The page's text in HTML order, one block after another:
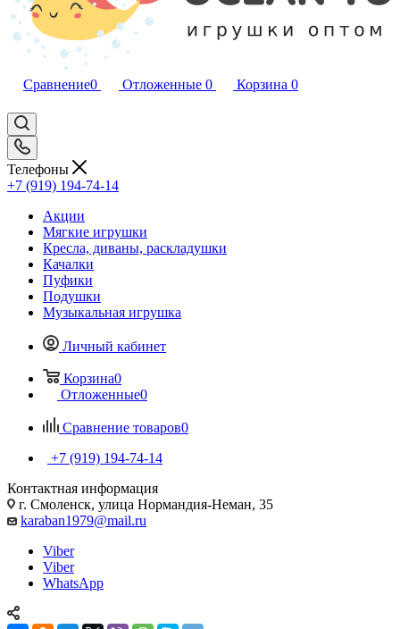
Сравнение0 Отложенные 0 Корзина 0
Телефоны
+7 (919) 194-74-14
Акции
Мягкие игрушки
Кресла, диваны, раскладушки
Качалки
Пуфики
Подушки
Музыкальная игрушка
Личный кабинет
Корзина0
Отложенные0
Сравнение товаров0
+7 (919) 194-74-14
Контактная информация
г. Смоленск, улица Нормандия-Неман, 35
karaban1979@mail.ru
Viber
Viber
WhatsApp